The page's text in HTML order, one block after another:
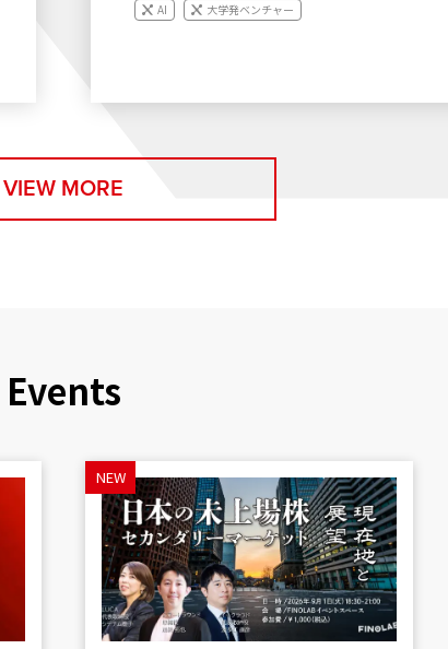
AI 大学発ベンチャー
VIEW MORE
Events
NEW